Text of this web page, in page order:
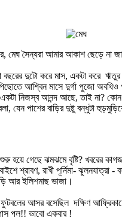
মেঘ সৈন্যরা আমার আকাশ ছেড়ে
বছরের দুটো করে মাস, একটা
আশ্বিন মাসে দুর্গা পুজো অবধিও
নিজস্ব আনন্দ আছে, তাই না?
পাশের বাড়ির দুষ্টু বন্ধুটা
গেছে ঝমঝমে বৃষ্টি? খবরের
শ্রাবণ, রাখী পূর্নিমা-
আর ইলিশমাছ ভাজা।
আসর বসেছিল দক্ষিণ
পল!! ভাবো একবার !